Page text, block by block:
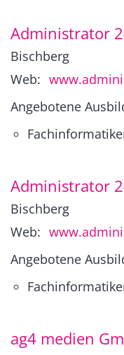
Administrator
Bischberg
Web:
Angebotene
Administrator
Bischberg
Web:
Angebotene
ag4 medien